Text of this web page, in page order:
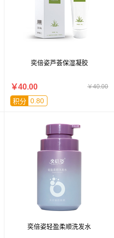
奕倍姿芦荟保湿凝胶
￥40.00
￥40.00
积分 0.80
奕倍姿轻盈柔顺洗发水